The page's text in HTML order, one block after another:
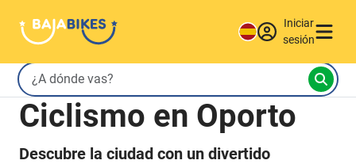
Iniciar
sesión
Ciclismo en Oporto
Descubre la ciudad con un divertido